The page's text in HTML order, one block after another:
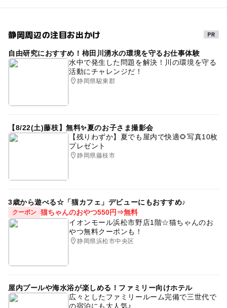
静岡周辺の注目お出かけ
自由研究におすすめ！柿田川湧水の環境を守るお仕事体験
水中で発生した問題を解決！川の環境を守る
活動にチャレンジだ！
静岡県駿東郡
【8/22(土)藤枝】無料✨夏のお子さま撮影会
【残りわずか】夏でも屋内で快適🌻写真10枚
プレゼント
静岡県藤枝市
3歳から遊べる☆「猫カフェ」デビューにもおすすめ♪
クーポン 猫ちゃんのおやつ550円⇒無料
イオンモール浜松市野店1階☆猫ちゃんのお
やつ無料クーポンも！
静岡県浜松市中央区
屋内プールや海水浴が楽しめる！ファミリー向けホテル
広々としたファミリールーム完備で三世代で
の宿泊にも大人気♪